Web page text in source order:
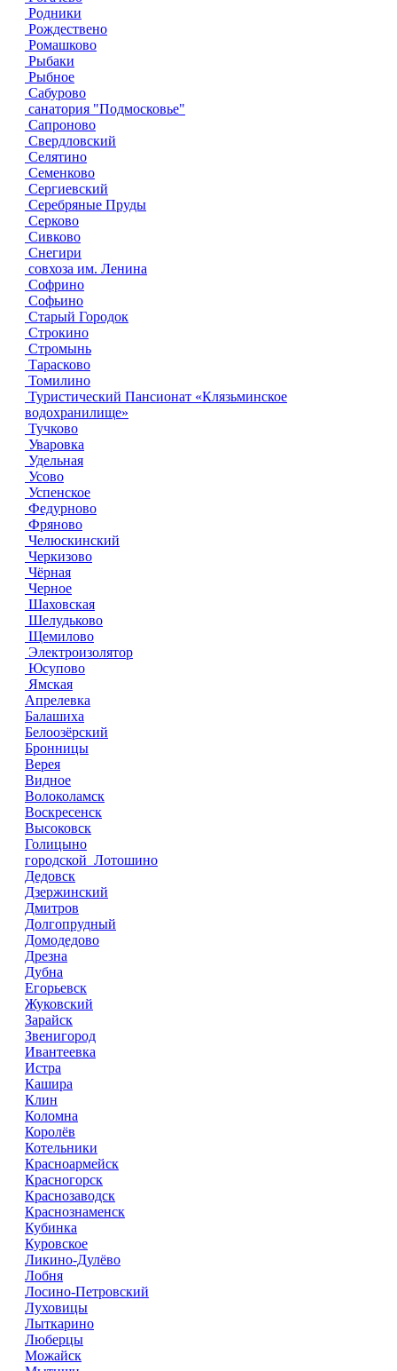
Родники
Рождествено
Ромашково
Рыбаки
Рыбное
Сабурово
санатория "Подмосковье"
Сапроново
Свердловский
Селятино
Семенково
Сергиевский
Серебряные Пруды
Серково
Сивково
Снегири
совхоза им. Ленина
Софрино
Софьино
Старый Городок
Строкино
Стромынь
Тарасково
Томилино
Туристический Пансионат «Клязьминское
водохранилище»
Тучково
Уваровка
Удельная
Усово
Успенское
Федурново
Фряново
Челюскинский
Черкизово
Чёрная
Черное
Шаховская
Шелудьково
Щемилово
Электроизолятор
Юсупово
Ямская
Апрелевка
Балашиха
Белоозёрский
Бронницы
Верея
Видное
Волоколамск
Воскресенск
Высоковск
Голицыно
городской Лотошино
Дедовск
Дзержинский
Дмитров
Долгопрудный
Домодедово
Дрезна
Дубна
Егорьевск
Жуковский
Зарайск
Звенигород
Ивантеевка
Истра
Кашира
Клин
Коломна
Королёв
Котельники
Красноармейск
Красногорск
Краснозаводск
Краснознаменск
Кубинка
Куровское
Ликино-Дулёво
Лобня
Лосино-Петровский
Луховицы
Лыткарино
Люберцы
Можайск